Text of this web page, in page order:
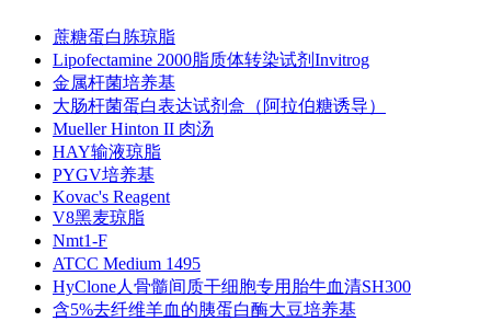
蔗糖蛋白胨琼脂
Lipofectamine 2000脂质体转染试剂Invitrog
金属杆菌培养基
大肠杆菌蛋白表达试剂盒（阿拉伯糖诱导）
Mueller Hinton II 肉汤
HAY输液琼脂
PYGV培养基
Kovac's Reagent
V8黑麦琼脂
Nmt1-F
ATCC Medium 1495
HyClone人骨髓间质干细胞专用胎牛血清SH300
含5%去纤维羊血的胰蛋白酶大豆培养基